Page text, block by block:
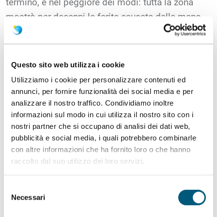
Questo sito web utilizza i cookie
Utilizziamo i cookie per personalizzare contenuti ed
annunci, per fornire funzionalità dei social media e per
analizzare il nostro traffico. Condividiamo inoltre
informazioni sul modo in cui utilizza il nostro sito con i
nostri partner che si occupano di analisi dei dati web,
pubblicità e social media, i quali potrebbero combinarle
con altre informazioni che ha fornito loro o che hanno
raccolto dal suo utilizzo dei loro servizi.
delNecessari
mostrò per decenni le ferite causate dalla mano
impetuosa dell’uomo.
Come abbiamo già sottolineato, il borgo di
Nuditta venne disboscato soprattutto durante il
periodo fascista, per la produzione del carbone.
Le carbonaie, in gallurese chèi, erano composte
dai tronchi tagliati e accatastati sino a creare un
grande fuoco. Venivano poi ricoperte di frasche e,
producendo così il carbone necessario che poi